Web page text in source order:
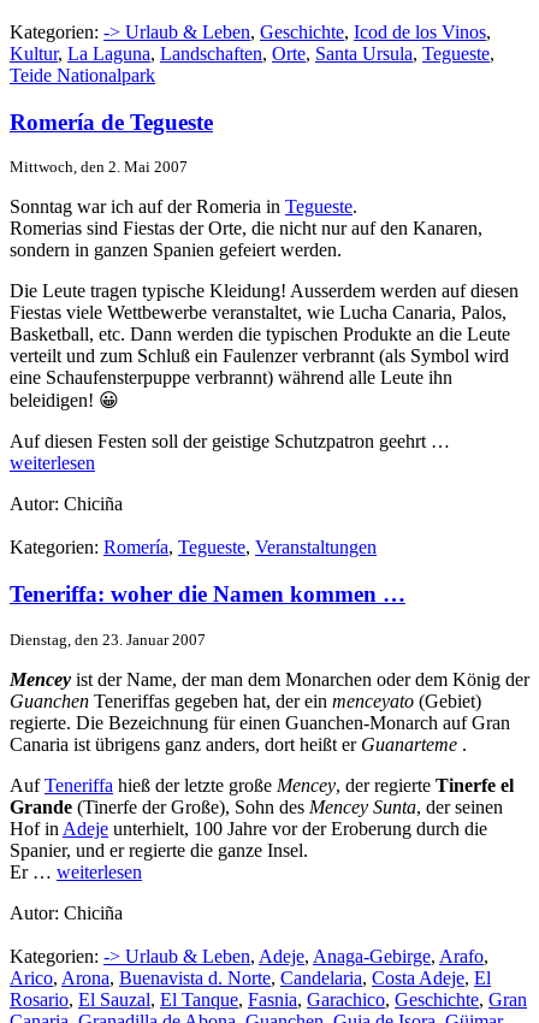
Kategorien: -> Urlaub & Leben, Geschichte, Icod de los Vinos,
Kultur, La Laguna, Landschaften, Orte, Santa Ursula, Tegueste,
Teide Nationalpark
Romerí­a de Tegueste
Mittwoch, den 2. Mai 2007
Sonntag war ich auf der Romeria in Tegueste.
Romerias sind Fiestas der Orte, die nicht nur auf den Kanaren,
sondern in ganzen Spanien gefeiert werden.
Die Leute tragen typische Kleidung! Ausserdem werden auf diesen
Fiestas viele Wettbewerbe veranstaltet, wie Lucha Canaria, Palos,
Basketball, etc. Dann werden die typischen Produkte an die Leute
verteilt und zum Schluß ein Faulenzer verbrannt (als Symbol wird
eine Schaufensterpuppe verbrannt) während alle Leute ihn
beleidigen! 😀
Auf diesen Festen soll der geistige Schutzpatron geehrt …
weiterlesen
Autor: Chiciña
Kategorien: Romerí­a, Tegueste, Veranstaltungen
Teneriffa: woher die Namen kommen …
Dienstag, den 23. Januar 2007
Mencey ist der Name, der man dem Monarchen oder dem König der
Guanchen Teneriffas gegeben hat, der ein menceyato (Gebiet)
regierte. Die Bezeichnung für einen Guanchen-Monarch auf Gran
Canaria ist übrigens ganz anders, dort heißt er Guanarteme .
AufTeneriffa hieß der letzte große Mencey, der regierte Tinerfe el
Grande (Tinerfe der Große), Sohn des Mencey Sunta, der seinen
Hof in Adeje unterhielt, 100 Jahre vor der Eroberung durch die
Spanier, und er regierte die ganze Insel.
Er … weiterlesen
Autor: Chiciña
Kategorien: -> Urlaub & Leben, Adeje, Anaga-Gebirge, Arafo,
Arico, Arona, Buenavista d. Norte, Candelaria, Costa Adeje, El
Rosario, El Sauzal, El Tanque, Fasnia, Garachico, Geschichte, Gran